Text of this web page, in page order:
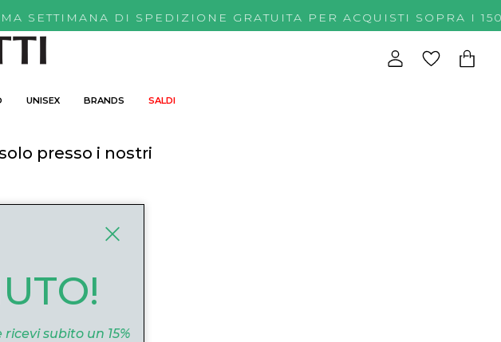
DI SPEDIZIONE GRATUITA PER ACQUISTI
UNISEX BRANDS SALDI
presso i nostri
subito un 15%